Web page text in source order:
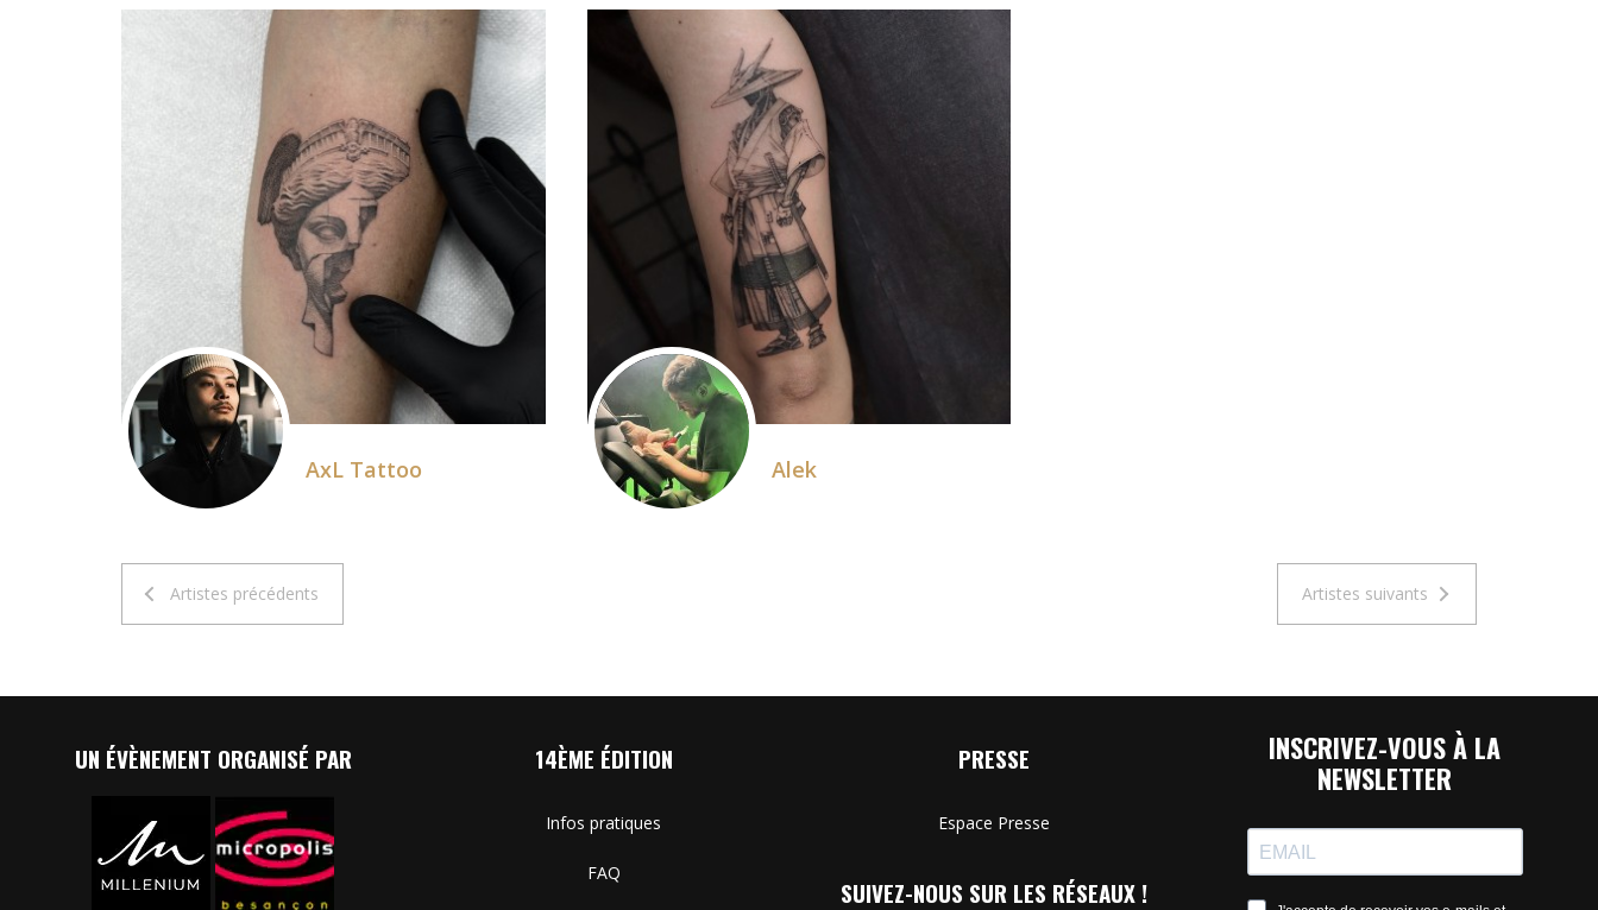
AxL Tattoo Alek
Artistes précédents Artistes suivants
UN ÉVÈNEMENT ORGANISÉ PAR 14ÈME ÉDITION
Infos pratiques
FAQ
PRESSE
Espace Presse
SUIVEZ-NOUS SUR LES RÉSEAUX !
INSCRIVEZ-VOUS À LA
NEWSLETTER